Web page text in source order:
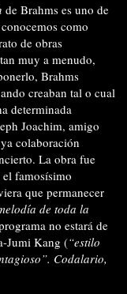
de Brahms es uno de
como
de obras
muy a menudo,
Brahms
creaban tal o cual
determinada
Joachim, amigo
colaboración
La obra fue
famosísimo
que permanecer
de toda la
no estará de
Jumi Kang (“estilo
Codalario,